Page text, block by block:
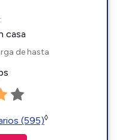
casa
de hasta
(595)◊